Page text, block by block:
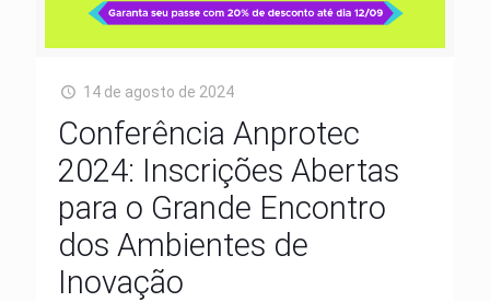
14 de agosto de 2024
Conferência Anprotec
2024: Inscrições Abertas
para o Grande Encontro
dos Ambientes de
Inovação